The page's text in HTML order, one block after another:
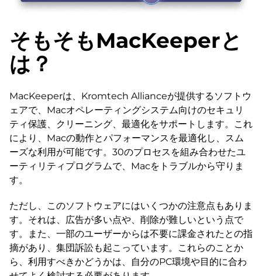
そもそもMacKeeperと
は？
MacKeeperは、Kromtech Allianceが提供するソフトウ
ェアで、Macオペレーティングシステム向けのセキュリ
ティ保護、クリーニング、最適化をサポートします。これ
により、Macの動作とパフォーマンスを最適化し、スム
ーズな利用が可能です。30のプロセスを組み合わせたユ
ーティリティプログラムで、Macをトラブルから守りま
す。
ただし、このソフトウェアにはいくつかの注意点もありま
す。それは、広告が多い点や、削除が難しいという点で
す。また、一部のユーザーからは不要に課金されたとの指
摘があり、集団訴訟も起こっています。これらのことか
ら、利用すべきかどうかは、自分のPC環境や目的に合わ